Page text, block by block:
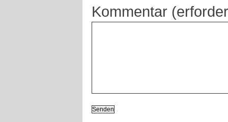
Kommentar